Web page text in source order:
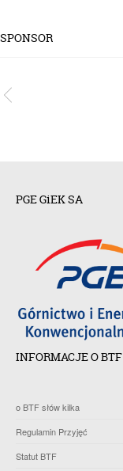
SPONSOR
PGE GiEK SA
INFORMACJE O BTF
o BTF słów kilka
Regulamin Przyjęć
Statut BTF